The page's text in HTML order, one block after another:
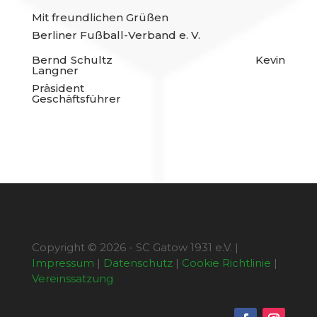
Mit freundlichen Grüßen
Berliner Fußball-Verband e. V.
Bernd Schultz Kevin
Langner
Präsident
Geschäftsführer
Copyright © 2026 - SC Gatow 1931 e.V. |
Impressum | Datenschutz| Cookie Richtlinie |
Vereinssatzung